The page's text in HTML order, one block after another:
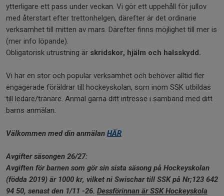
ytterligare ett pass under veckan. Vi gör ett uppehåll för jullov
med återstart efter trettonhelgen, därefter är det ordinarie
verksamhet till mitten av mars. Därefter finns möjlighet till mer is
(mer info löpande).
Obligatorisk utrustning är skridskor, hjälm och halsskydd.
Vi har en stor och populär verksamhet och behöver alltid fler
engagerade föräldrar till hockeyskolan, som inom SSK utbildas
till ledare/tränare. Anmäl gärna ditt intresse i samband med ditt
barns anmälan.
Välkommen med din anmälan HÄR
Avgifter säsongen 26/27:
Avgiften för barnen som gör sin sista säsong på Hockeyskolan
(födda 2019) är 1000 kr, vilket ni Swischar till SSK på Nr;123 642
94 50, senast den 1/11 -26. Dessförinnan är SSK Hockeyskola